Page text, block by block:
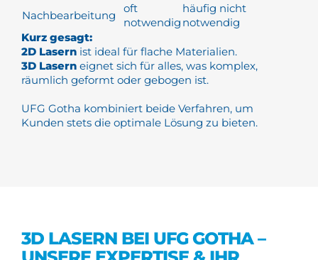
Nachbearbeitung
oft
notwendig
häufig nicht
notwendig
Kurz gesagt:
2D Lasern ist ideal für flache Materialien.
3D Lasern eignet sich für alles, was komplex,
räumlich geformt oder gebogen ist.
UFG Gotha kombiniert beide Verfahren, um
Kunden stets die optimale Lösung zu bieten.
3D LASERN BEI UFG GOTHA –